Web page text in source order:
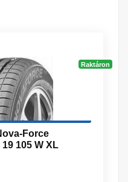
Raktáron
Force
19 105 W XL